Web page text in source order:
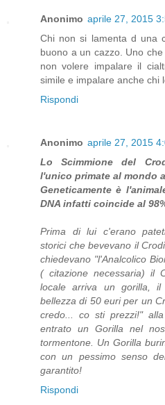
Anonimo aprile 27, 2015
Chi non si lamenta d una
buono a un cazzo. Uno
non volere impalare il
simile e impalare anche chi
Rispondi
Anonimo aprile 27, 2015
Lo Scimmione del
l'unico primate al mondo
Geneticamente è
DNA infatti coincide al
Prima di lui c'erano
storici che bevevano il
chiedevano "l'Analcolico
( citazione necessaria) il
locale arriva un gorilla,
bellezza di 50 euri per un
credo... co sti prezzi!"
entrato un Gorilla nel
tormentone. Un Gorilla
con un pessimo senso
garantito!
Rispondi